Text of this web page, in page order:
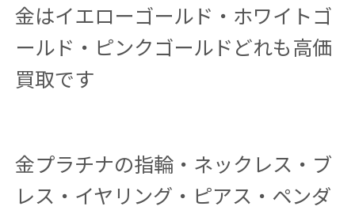
金はイエローゴールド・ホワイトゴ
ールド・ピンクゴールドどれも高価
買取です
金プラチナの指輪・ネックレス・ブ
レス・イヤリング・ピアス・ペンダ